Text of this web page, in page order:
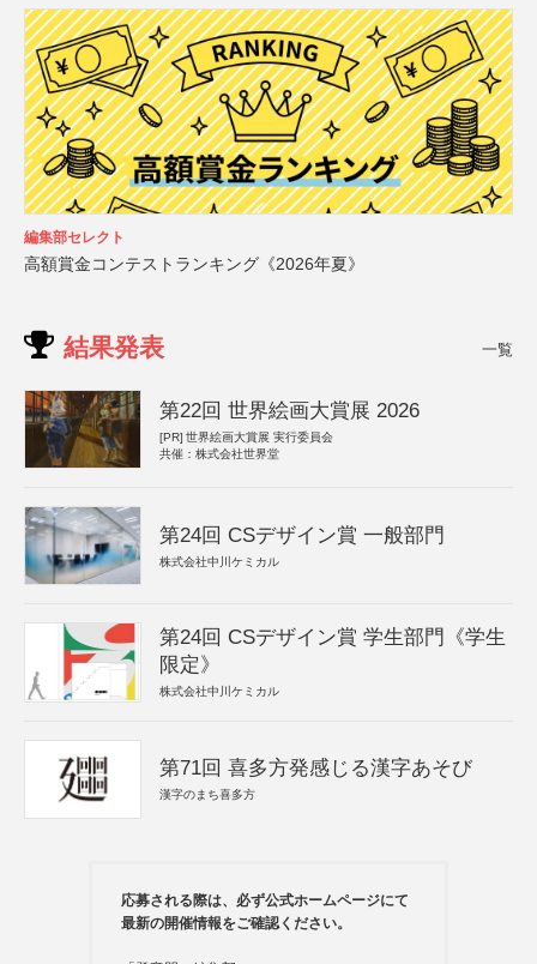
編集部セレクト
高額賞金コンテストランキング《2026年夏》
結果発表 一覧
第22回 世界絵画大賞展 2026
[PR] 世界絵画大賞展 実行委員会
共催：株式会社世界堂
第24回 CSデザイン賞 一般部門
株式会社中川ケミカル
第24回 CSデザイン賞 学生部門《学生
限定》
株式会社中川ケミカル
第71回 喜多方発感じる漢字あそび
漢字のまち喜多方
応募される際は、必ず公式ホームページにて
最新の開催情報をご確認ください。